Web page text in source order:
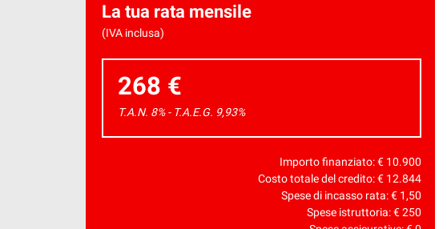
La tua rata mensile
(IVA inclusa)
268 €
T.A.N. 8% - T.A.E.G. 9,93%
Importo finanziato: € 10.900
Costo totale del credito: € 12.844
Spese di incasso rata: € 1,50
Spese istruttoria: €250